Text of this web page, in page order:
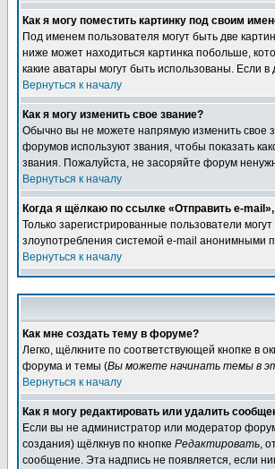
Как я могу поместить картинку под своим
Под именем пользователя могут быть две
ниже может находиться картинка побольше,
какие аватары могут быть использованы. Если
Вернуться к началу
Как я могу изменить свое звание?
Обычно вы не можете напрямую изменить свое
форумов используют звания, чтобы показать
звания. Пожалуйста, не засоряйте форум
Вернуться к началу
Когда я щёлкаю по ссылке «Отправить e-
Только зарегистрированные пользователи
злоупотребления системой e-mail анонимными
Вернуться к началу
Как мне создать тему в форуме?
Легко, щёлкните по соответствующей кнопке в
форума и темы (Вы можете начинать темы в
Вернуться к началу
Как я могу редактировать или удалить
Если вы не администратор или модератор
создания) щёлкнув по кнопке Редактировать,
сообщение. Эта надпись не появляется, если